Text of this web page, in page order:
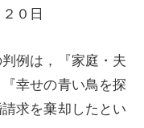
０日
例は，『家庭・夫
幸せの青い鳥を探
求を棄却したとい